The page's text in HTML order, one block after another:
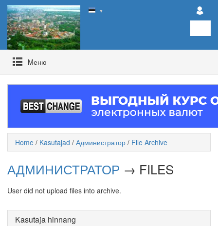
▼
Mеню
Home / Kasutajad / Администратор / File Archive
АДМИНИСТРАТОР → FILES
User did not upload files into archive.
Kasutaja hinnang